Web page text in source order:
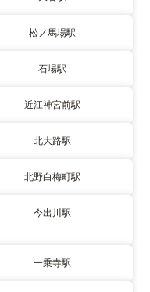
松ノ馬場駅
石場駅
近江神宮前駅
北大路駅
北野白梅町駅
今出川駅
一乗寺駅